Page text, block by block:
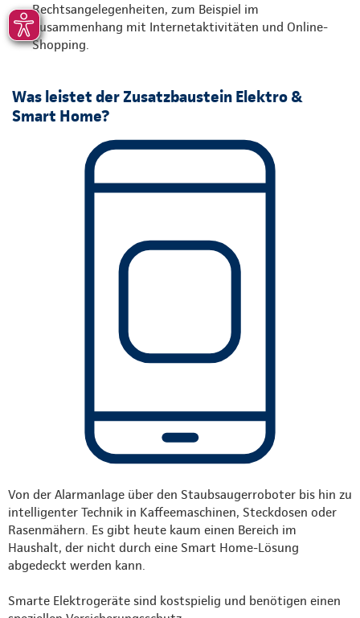
Rechtsangelegenheiten, zum Beispiel im
Zusammenhang mit Internetaktivitäten und Online-
Shopping.
Was leistet der Zusatzbaustein Elektro &
Smart Home?
Von der Alarmanlage über den Staubsaugerroboter bis hin zu
intelligenter Technik in Kaffeemaschinen, Steckdosen oder
Rasenmähern. Es gibt heute kaum einen Bereich im
Haushalt, der nicht durch eine Smart Home-Lösung
abgedeckt werden kann.
Smarte Elektrogeräte sind kostspielig und benötigen einen